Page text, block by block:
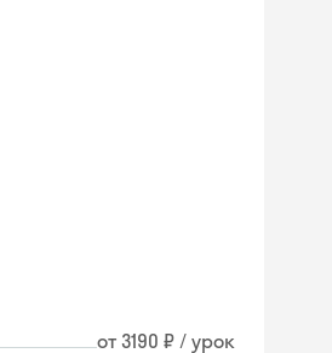
от 3190 ₽ / урок